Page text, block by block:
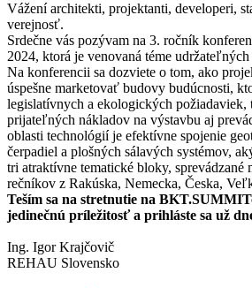
Vážení architekti, projektanti, developeri,
verejnosť.
Srdečne vás pozývam na 3. ročník
2024, ktorá je venovaná téme
Na konferencii sa dozviete o tom, ako
úspešne marketovať budovy budúcnosti,
legislatívnych a ekologických požiadaviek,
prijateľných nákladov na výstavbu aj
oblasti technológií je efektívne spojenie
čerpadiel a plošných sálavých systémov,
tri atraktívne tematické bloky, sprevádzané
rečníkov z Rakúska, Nemecka, Česka,
Teším sa na stretnutie na
jedinečnú príležitosť a prihláste sa už
Ing. Igor Krajčovič
REHAU Slovensko